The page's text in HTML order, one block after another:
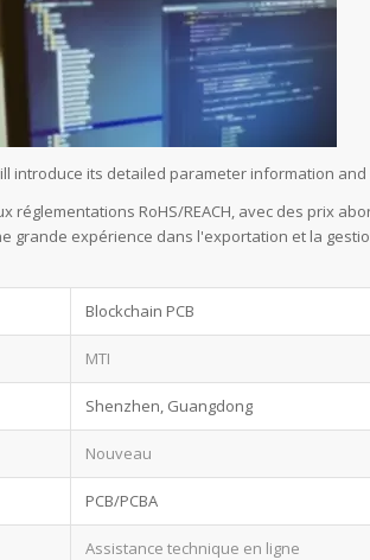
introduce its detailed parameter information
RoHS/REACH, avec des prix
grande expérience dans l'exportation et la
Blockchain PCB
MTI
Shenzhen, Guangdong
Nouveau
PCB/PCBA
Assistance technique en ligne